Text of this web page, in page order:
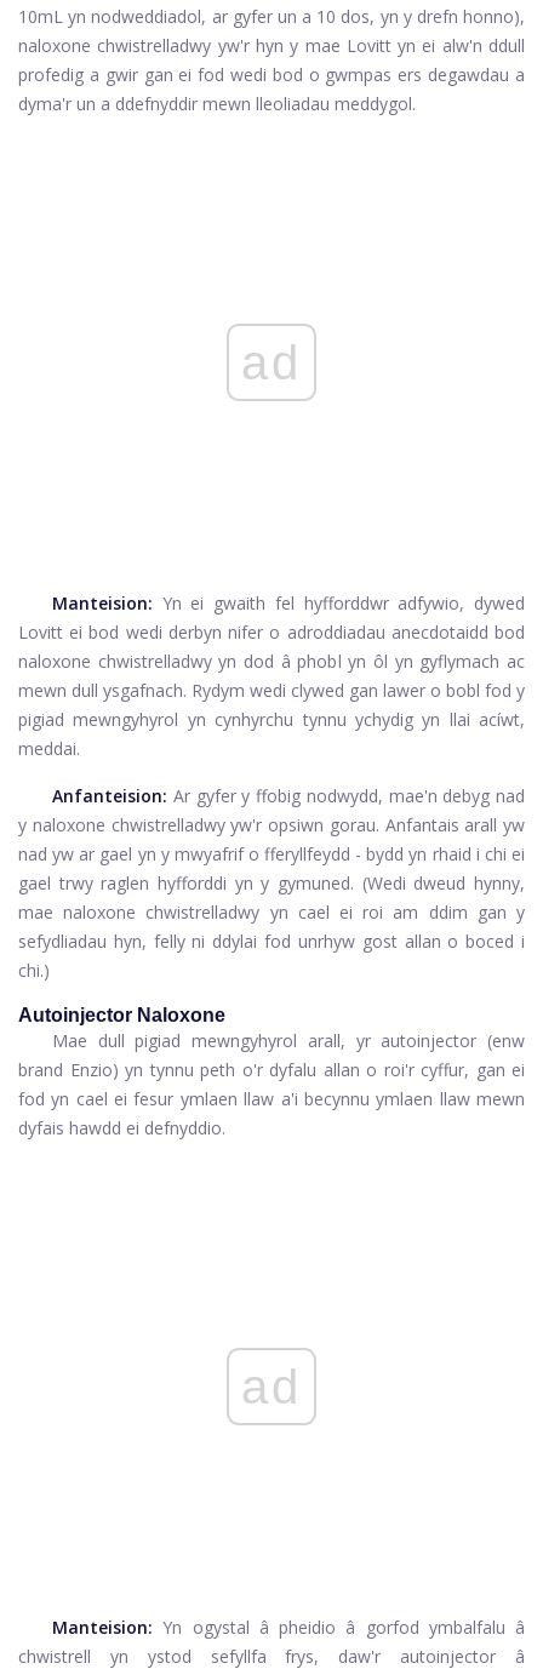
10mL yn nodweddiadol, ar gyfer un a 10 dos, yn y drefn honno),
naloxone chwistrelladwy yw'r hyn y mae Lovitt yn ei alw'n ddull
profedig a gwir gan ei fod wedi bod o gwmpas ers degawdau a
dyma'r un a ddefnyddir mewn lleoliadau meddygol.
ad
Manteision: Yn ei gwaith fel hyfforddwr adfywio, dywed
Lovitt ei bod wedi derbyn nifer o adroddiadau anecdotaidd bod
naloxone chwistrelladwy yn dod â phobl yn ôl yn gyflymach ac
mewn dull ysgafnach. Rydym wedi clywed gan lawer o bobl fod y
pigiad mewngyhyrol yn cynhyrchu tynnu ychydig yn llai acíwt,
meddai.
Anfanteision: Ar gyfer y ffobig nodwydd, mae'n debyg nad
y naloxone chwistrelladwy yw'r opsiwn gorau. Anfantais arall yw
nad yw ar gael yn y mwyafrif o fferyllfeydd - bydd yn rhaid i chi ei
gael trwy raglen hyfforddi yn y gymuned. (Wedi dweud hynny,
mae naloxone chwistrelladwy yn cael ei roi am ddim gan y
sefydliadau hyn, felly ni ddylai fod unrhyw gost allan o boced i
chi.)
Autoinjector Naloxone
Mae dull pigiad mewngyhyrol arall, yr autoinjector (enw
brand Enzio) yn tynnu peth o'r dyfalu allan o roi'r cyffur, gan ei
fod yn cael ei fesur ymlaen llaw a'i becynnu ymlaen llaw mewn
dyfais hawdd ei defnyddio.
ad
Manteision: Yn ogystal â pheidio â gorfod ymbalfalu â
chwistrell yn ystod sefyllfa frys, daw'r autoinjector â